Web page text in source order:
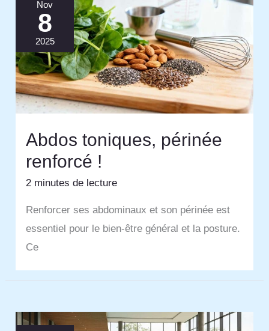
Nov
8
2025
Abdos toniques, périnée
renforcé !
2 minutes de lecture
Renforcer ses abdominaux et son périnée est
essentiel pour le bien-être général et la posture.
Ce